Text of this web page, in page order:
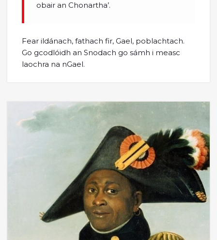
obair an Chonartha’.
Fear ildánach, fathach fir, Gael, poblachtach.
Go gcodlóidh an Snodach go sámh i measc
laochra na nGael.